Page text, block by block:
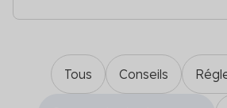
Travaux
Solutions financement (5)
Copropriété
Industrie
Découvrez Hellio
nous anime
Aides et financements
Communiqués de presse
Les dernières actualités
Carrières
Tous Conseils